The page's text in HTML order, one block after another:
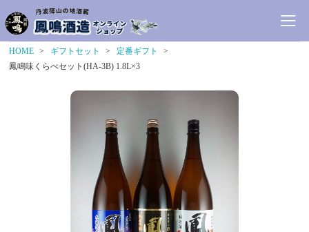
HOME ギフトセット
定番ギフト
鳳鳴味くらべセット(HA-3B) 1.8L×3